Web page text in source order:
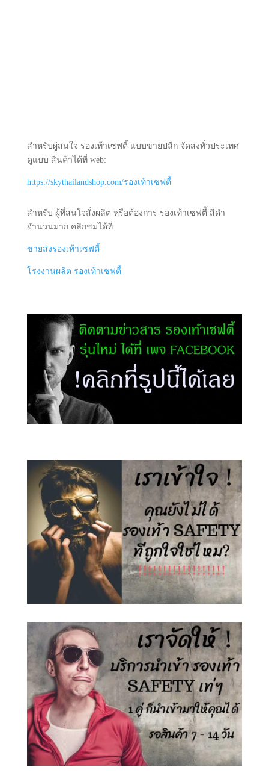
สำหรับผู่สนใจ รองเท้าเซฟตี้ แบบขายปลีก จัดส่งทั่วประเทศ
ดูแบบ สินค้าได้ที่ web:
https://skythailandshop.com/รองเท้าเซฟตี้
สำหรับ ผู้ที่สนใจสั่งผลิต หรือต้องการ รองเท้าเซฟตี้ สีดำ
จำนวนมาก คลิกชมได้ที่
ขายส่งรองเท้าเซฟตี้
โรงงานผลิต รองเท้าเซฟตี้